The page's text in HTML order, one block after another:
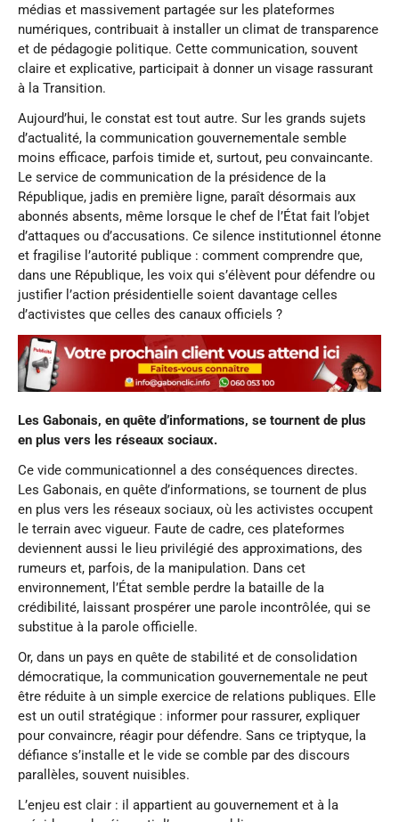
médias et massivement partagée sur les plateformes
numériques, contribuait à installer un climat de transparence
et de pédagogie politique. Cette communication, souvent
claire et explicative, participait à donner un visage rassurant
à la Transition.
Aujourd’hui, le constat est tout autre. Sur les grands sujets
d’actualité, la communication gouvernementale semble
moins efficace, parfois timide et, surtout, peu convaincante.
Le service de communication de la présidence de la
République, jadis en première ligne, paraît désormais aux
abonnés absents, même lorsque le chef de l’État fait l’objet
d’attaques ou d’accusations. Ce silence institutionnel étonne
et fragilise l’autorité publique : comment comprendre que,
dans une République, les voix qui s’élèvent pour défendre ou
justifier l’action présidentielle soient davantage celles
d’activistes que celles des canaux officiels ?
Les Gabonais, en quête d’informations, se tournent de plus
en plus vers les réseaux sociaux.
Ce vide communicationnel a des conséquences directes.
Les Gabonais, en quête d’informations, se tournent de plus
en plus vers les réseaux sociaux, où les activistes occupent
le terrain avec vigueur. Faute de cadre, ces plateformes
deviennent aussi le lieu privilégié des approximations, des
rumeurs et, parfois, de la manipulation. Dans cet
environnement, l’État semble perdre la bataille de la
crédibilité, laissant prospérer une parole incontrôlée, qui se
substitue à la parole officielle.
Or, dans un pays en quête de stabilité et de consolidation
démocratique, la communication gouvernementale ne peut
être réduite à un simple exercice de relations publiques. Elle
est un outil stratégique : informer pour rassurer, expliquer
pour convaincre, réagir pour défendre. Sans ce triptyque, la
défiance s’installe et le vide se comble par des discours
parallèles, souvent nuisibles.
L’enjeu est clair : il appartient au gouvernement et à la